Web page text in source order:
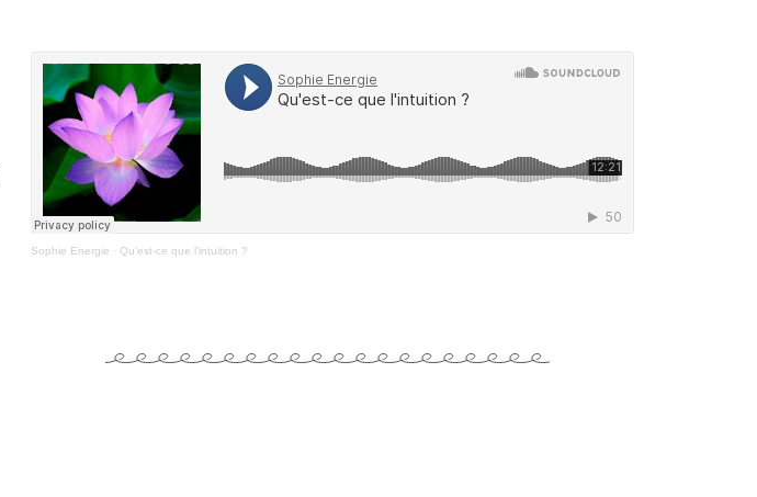
Sophie Energie · Qu'est-ce que l'intuition ?